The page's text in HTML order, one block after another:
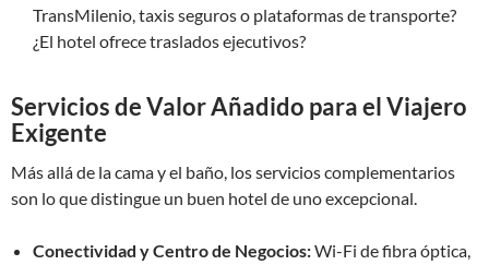
TransMilenio, taxis seguros o plataformas de transporte?
¿El hotel ofrece traslados ejecutivos?
Servicios de Valor Añadido para el Viajero
Exigente
Más allá de la cama y el baño, los servicios complementarios
son lo que distingue un buen hotel de uno excepcional.
Conectividad y Centro de Negocios:Wi-Fi de fibra óptica,